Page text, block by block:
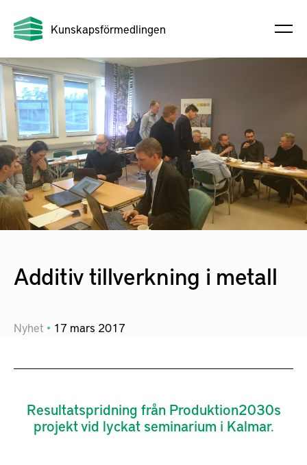
Kunskapsförmedlingen
Additiv tillverkning i metall
Nyhet 17 mars 2017
Resultatspridning från Produktion2030s
projekt vid lyckat seminarium i Kalmar.